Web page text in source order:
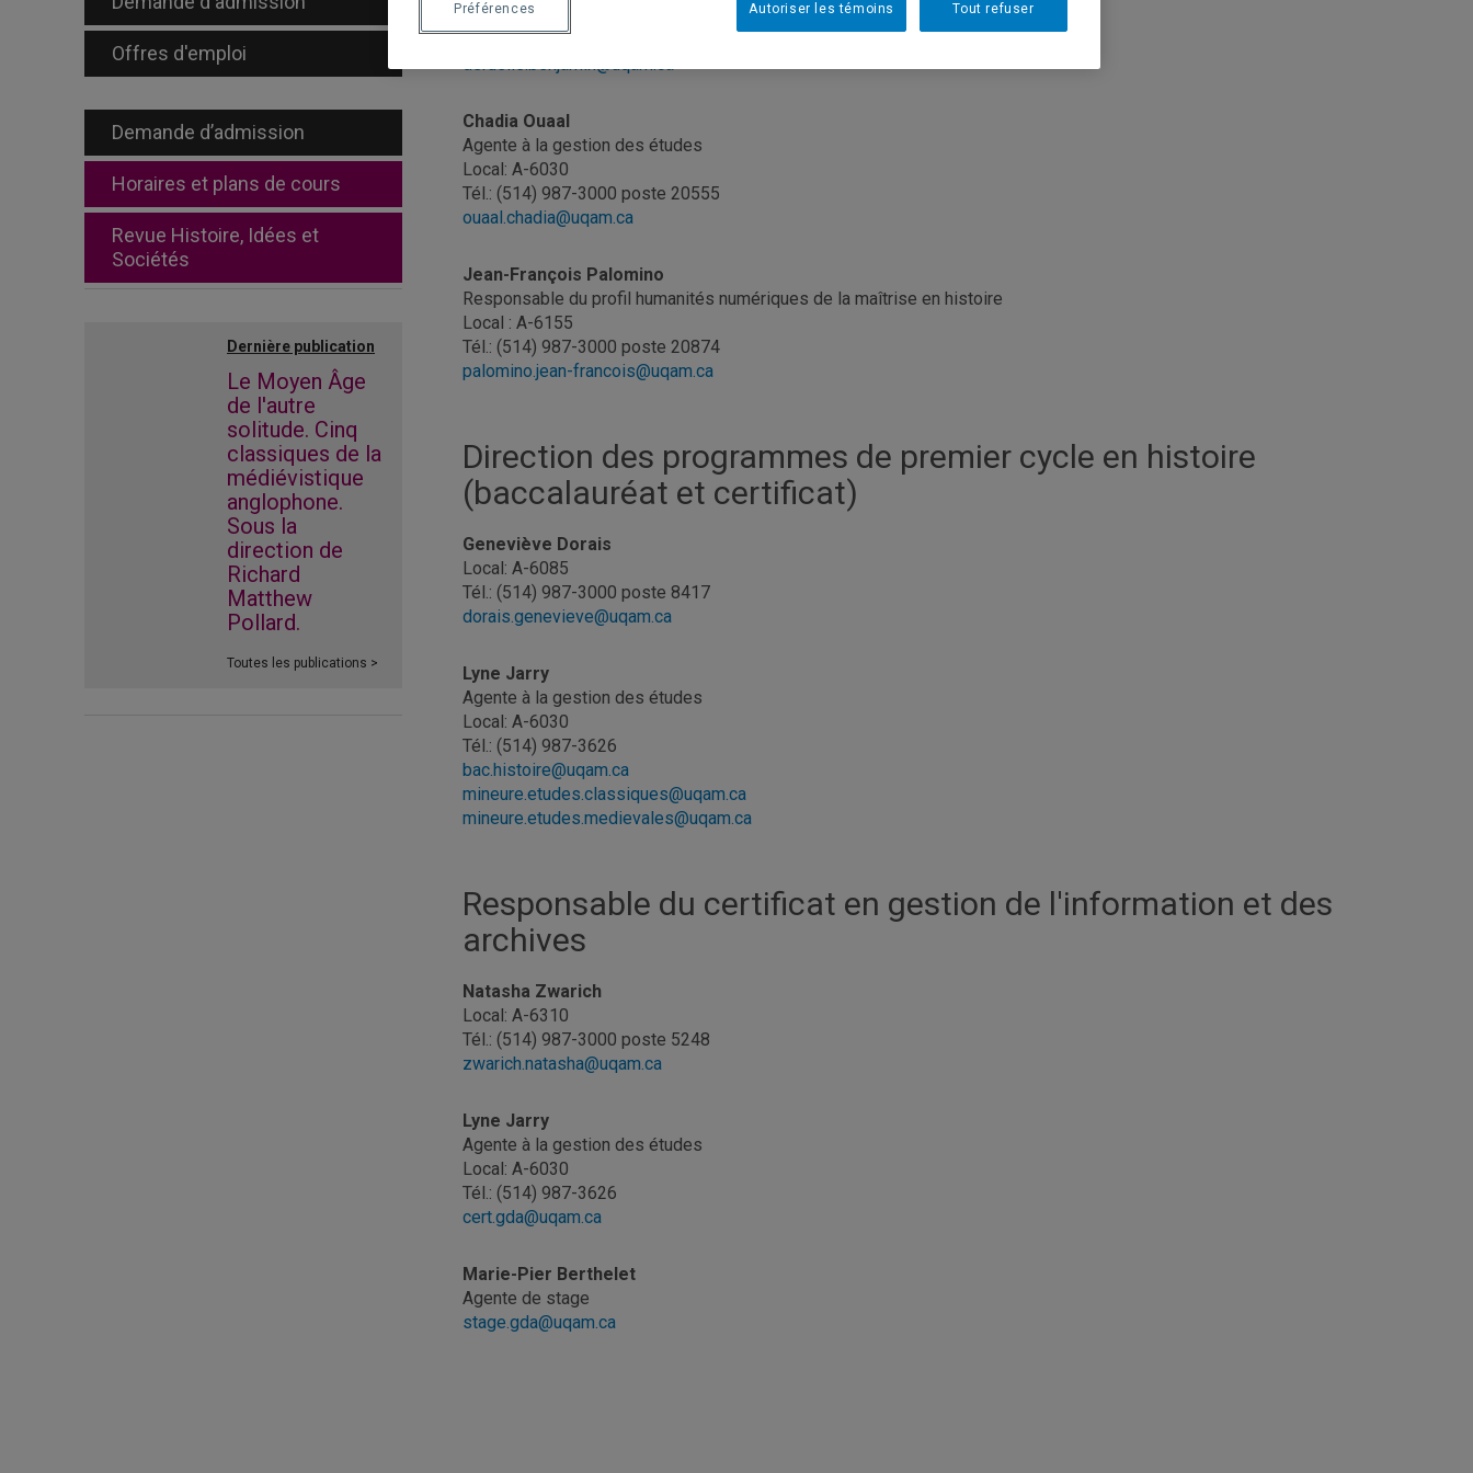
Offres d'emploi
Demande d’admission
Horaires et plans de cours
Revue Histoire, Idées et
Sociétés
Dernière publication
Le Moyen Âge
de l'autre
solitude. Cinq
classiques de la
médiévistique
anglophone.
Sous la
direction de
Richard
Matthew
Pollard.
Toutes les publications >
Local: A-6045
Tél.: (514) 987-3000 poste 8948
deruelle.benjamin@uqam.ca
Chadia Ouaal
Agente à la gestion des études
Local: A-6030
Tél.: (514) 987-3000 poste 20555
ouaal.chadia@uqam.ca
Jean-François Palomino
Responsable du profil humanités numériques de la maîtrise en histoire
Local : A-6155
Tél.: (514) 987-3000 poste 20874
palomino.jean-francois@uqam.ca
Direction des programmes de premier cycle en histoire
(baccalauréat et certificat)
Geneviève Dorais
Local: A-6085
Tél.: (514) 987-3000 poste 8417
dorais.genevieve@uqam.ca
Lyne Jarry
Agente à la gestion des études
Local: A-6030
Tél.: (514) 987-3626
bac.histoire@uqam.ca
mineure.etudes.classiques@uqam.ca
mineure.etudes.medievales@uqam.ca
Responsable du certificat en gestion de l'information et des
archives
Natasha Zwarich
Local: A-6310
Tél.: (514) 987-3000 poste 5248
zwarich.natasha@uqam.ca
Lyne Jarry
Agente à la gestion des études
Local: A-6030
Tél.: (514) 987-3626
cert.gda@uqam.ca
Marie-Pier Berthelet
Agente de stage
stage.gda@uqam.ca
Tout refuser
Autoriser les témoins
Préférences